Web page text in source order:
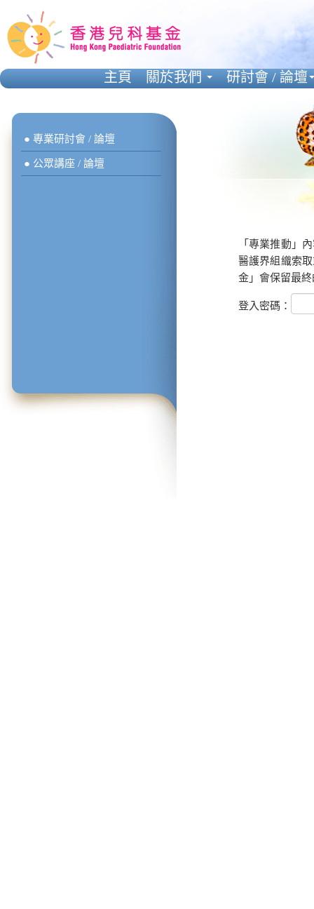
● 專業研討會 / 論壇
● 公眾講座 / 論壇
「專業推動」
醫護界組織索
金」會保留最
登入密碼：
主頁 關於我們 研討會 / 論壇